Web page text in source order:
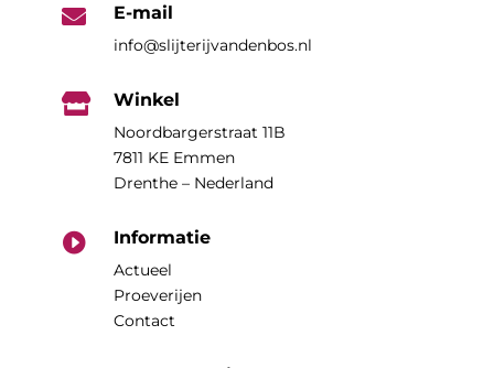
 E-mail
info@slijterijvandenbos.nl
 Winkel
Noordbargerstraat 11B
7811 KE Emmen
Drenthe – Nederland
 Informatie
Actueel
Proeverijen
Contact